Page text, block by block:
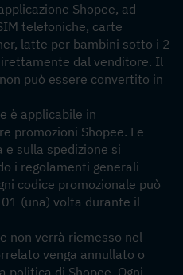
Shopee, ad
telefoniche, carte
latte per bambini sotto i 2
dal venditore. Il
può essere convertito in
è applicabile in
promozioni Shopee. Le
e sulla spedizione si
i regolamenti generali
codice promozionale può
(una) volta durante il
non verrà riemesso nel
venga annullato o
politica di Shopee. Ogni